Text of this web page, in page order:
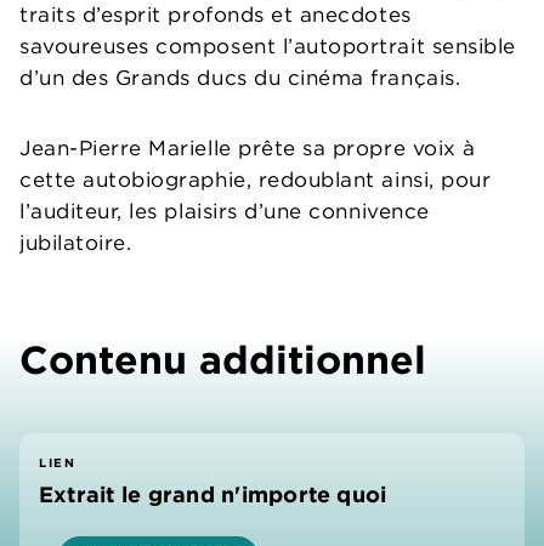
traits d’esprit profonds et anecdotes
savoureuses composent l’autoportrait sensible
d’un des Grands ducs du cinéma français.
Jean-Pierre Marielle prête sa propre voix à
cette autobiographie, redoublant ainsi, pour
l’auditeur, les plaisirs d’une connivence
jubilatoire.
Contenu additionnel
LIEN
Extrait le grand n'importe quoi